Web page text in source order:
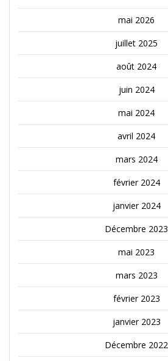
mai 2026
juillet 2025
août 2024
juin 2024
mai 2024
avril 2024
mars 2024
février 2024
janvier 2024
Décembre 2023
mai 2023
mars 2023
février 2023
janvier 2023
Décembre 2022